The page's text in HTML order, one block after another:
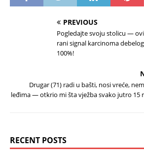
PREVIOUS
Pogledajte svoju stolicu —
rani signal karcinoma
100%!
Drugar (71) radi u bašti, nosi vreće,
leđima — otkrio mi šta vježba svako jutro 15
RECENT POSTS